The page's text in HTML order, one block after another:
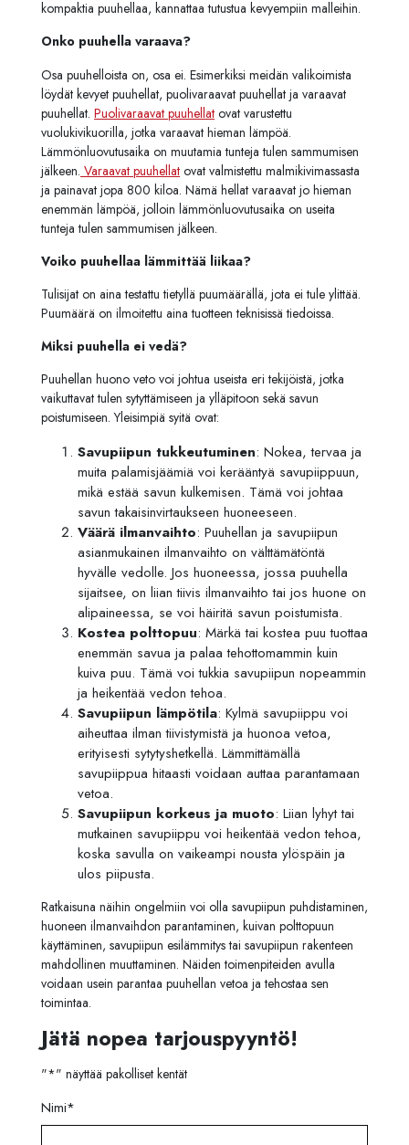
kompaktia puuhellaa, kannattaa tutustua kevyempiin malleihin.
Onko puuhella varaava?
Osa puuhelloista on, osa ei. Esimerkiksi meidän valikoimista
löydät kevyet puuhellat, puolivaraavat puuhellat ja varaavat
puuhellat. Puolivaraavat puuhellat ovat varustettu
vuolukivikuorilla, jotka varaavat hieman lämpöä.
Lämmönluovutusaika on muutamia tunteja tulen sammumisen
jälkeen. Varaavat puuhellat ovat valmistettu malmikivimassasta
ja painavat jopa 800 kiloa. Nämä hellat varaavat jo hieman
enemmän lämpöä, jolloin lämmönluovutusaika on useita
tunteja tulen sammumisen jälkeen.
Voiko puuhellaa lämmittää liikaa?
Tulisijat on aina testattu tietyllä puumäärällä, jota ei tule ylittää.
Puumäärä on ilmoitettu aina tuotteen teknisissä tiedoissa.
Miksi puuhella ei vedä?
Puuhellan huono veto voi johtua useista eri tekijöistä, jotka
vaikuttavat tulen sytyttämiseen ja ylläpitoon sekä savun
poistumiseen. Yleisimpiä syitä ovat:
Savupiipun tukkeutuminen: Nokea, tervaa ja
muita palamisjäämiä voi kerääntyä savupiippuun,
mikä estää savun kulkemisen. Tämä voi johtaa
savun takaisinvirtaukseen huoneeseen.
Väärä ilmanvaihto: Puuhellan ja savupiipun
asianmukainen ilmanvaihto on välttämätöntä
hyvälle vedolle. Jos huoneessa, jossa puuhella
sijaitsee, on liian tiivis ilmanvaihto tai jos huone on
alipaineessa, se voi häiritä savun poistumista.
Kostea polttopuu: Märkä tai kostea puu tuottaa
enemmän savua ja palaa tehottomammin kuin
kuiva puu. Tämä voi tukkia savupiipun nopeammin
ja heikentää vedon tehoa.
Savupiipun lämpötila: Kylmä savupiippu voi
aiheuttaa ilman tiivistymistä ja huonoa vetoa,
erityisesti sytytyshetkellä. Lämmittämällä
savupiippua hitaasti voidaan auttaa parantamaan
vetoa.
Savupiipun korkeus ja muoto: Liian lyhyt tai
mutkainen savupiippu voi heikentää vedon tehoa,
koska savulla on vaikeampi nousta ylöspäin ja
ulos piipusta.
Ratkaisuna näihin ongelmiin voi olla savupiipun puhdistaminen,
huoneen ilmanvaihdon parantaminen, kuivan polttopuun
käyttäminen, savupiipun esilämmitys tai savupiipun rakenteen
mahdollinen muuttaminen. Näiden toimenpiteiden avulla
voidaan usein parantaa puuhellan vetoa ja tehostaa sen
toimintaa.
Jätä nopea tarjouspyyntö!
"*" näyttää pakolliset kentät
Nimi*